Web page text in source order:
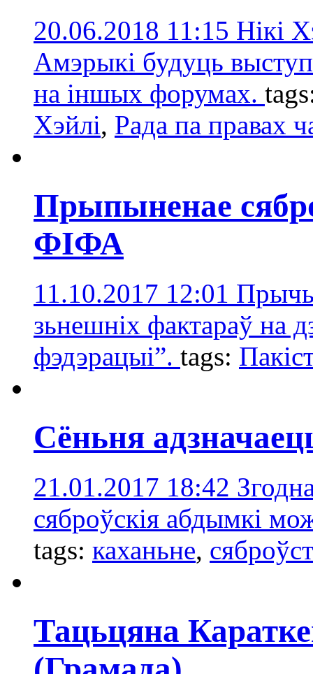
20.06.2018 11:15 Нікі
Амэрыкі будуць
на іншых форумах.
Хэйлі, Радa па правах
Прыпыненае
ФІФА
11.10.2017 12:01
зьнешніх фактараў на
фэдэрацыі”. tags:
Сёньня
21.01.2017 18:42
сяброўскія абдымкі
tags: каханьне,
Тацьцяна